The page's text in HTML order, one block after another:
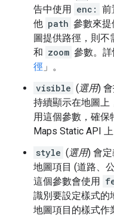
告中使用 enc: 前
他 path 參數來
圖提供路徑，則不
和 zoom 參數。
徑 」。
visible (選用)
持續顯示在地圖上
用這個參數，確保
Maps Static API 上
style (選用) 會
地圖項目 (道路、
這個參數會使用
識別要設定樣式的
地圖項目的樣式作